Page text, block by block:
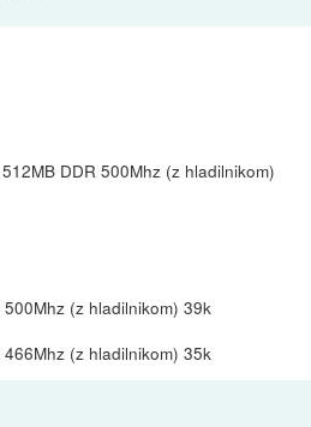
DDR 500Mhz (z hladilnikom)
(z hladilnikom) 39k
(z hladilnikom) 35k